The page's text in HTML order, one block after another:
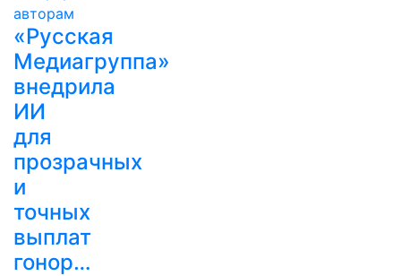
«Русская
Медиагруппа»
внедрила
ИИ
для
прозрачных
и
точных
выплат
гонор…